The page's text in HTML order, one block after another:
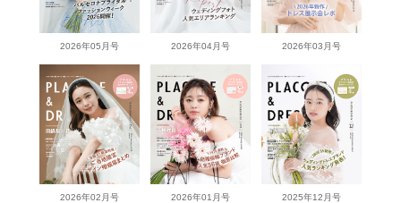
2026年05月号 2026年04月号 2026年03月号
2026年02月号 2026年01月号 2025年12月号